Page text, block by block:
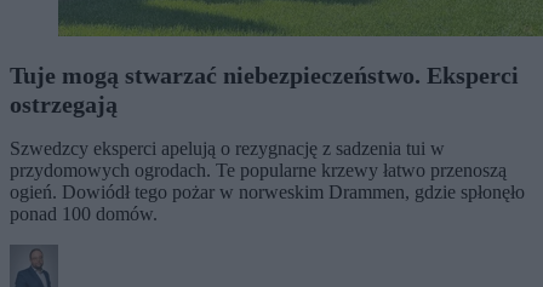
Tuje mogą stwarzać niebezpieczeństwo. Eksperci
ostrzegają
Szwedzcy eksperci apelują o rezygnację z sadzenia tui w
przydomowych ogrodach. Te popularne krzewy łatwo przenoszą
ogień. Dowiódł tego pożar w norweskim Drammen, gdzie spłonęło
ponad 100 domów.